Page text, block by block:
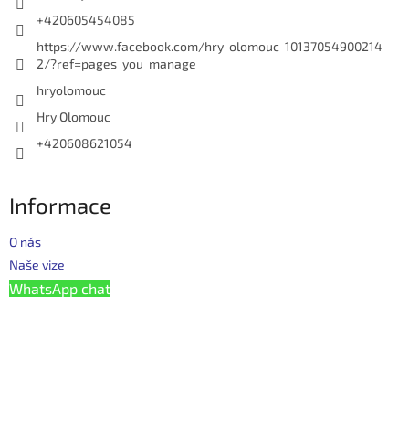
+420605454085
https://www.facebook.com/hry-olomouc-10137054900214
2/?ref=pages_you_manage
hryolomouc
Hry Olomouc
+420608621054
Informace
O nás
Naše vize
WhatsApp chat